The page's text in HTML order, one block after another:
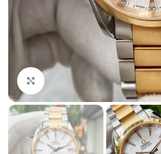
Click to enlarge